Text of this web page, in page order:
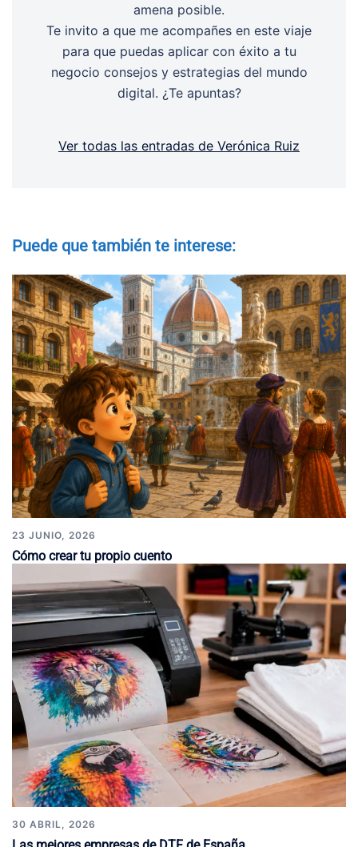
amena posible.
Te invito a que me acompañes en este viaje
para que puedas aplicar con éxito a tu
negocio consejos y estrategias del mundo
digital. ¿Te apuntas?
Ver todas las entradas de Verónica Ruiz
Puede que también te interese:
23 JUNIO, 2026
Cómo crear tu propio cuento
30 ABRIL, 2026